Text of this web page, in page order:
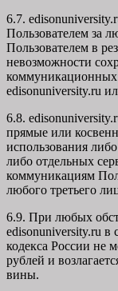
6.7.
Пользователем за
Пользователем в
невозможности
коммуникационных
edisonuniversity.ru
6.8.
прямые или
использования
либо отдельных
коммуникациям
любого третьего
6.9. При любых
edisonuniversity.ru в
кодекса России не
рублей и
вины.